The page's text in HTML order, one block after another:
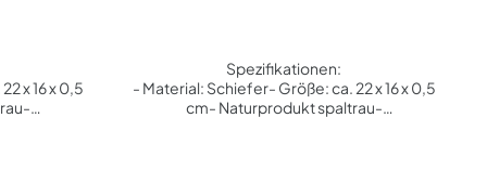
x 16 x 0,5
Spezifikationen:
- Material: Schiefer- Größe: ca. 22 x 16 x 0,5
cm- Naturprodukt spaltrau-